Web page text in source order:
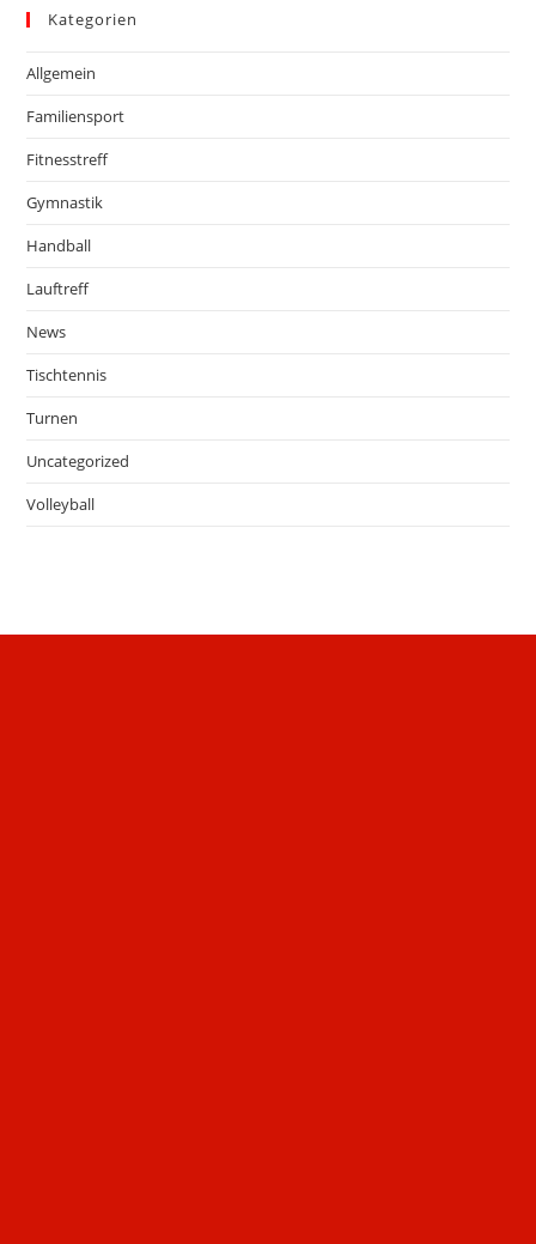
Kategorien
Allgemein
Familiensport
Fitnesstreff
Gymnastik
Handball
Lauftreff
News
Tischtennis
Turnen
Uncategorized
Volleyball